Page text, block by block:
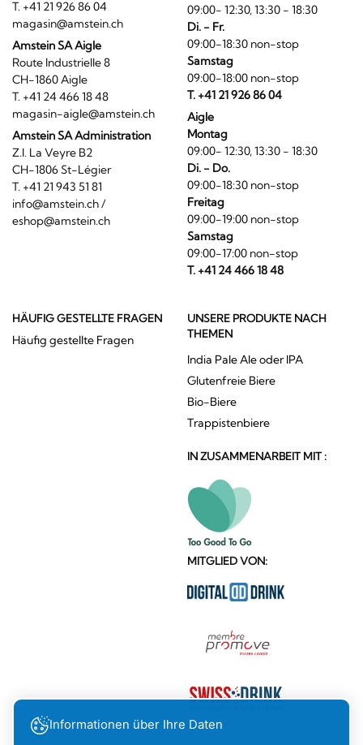
T. +41 21 926 86 04
magasin@amstein.ch
Amstein SA Aigle
Route Industrielle 8
CH-1860 Aigle
T. +41 24 466 18 48
magasin-aigle@amstein.ch
Amstein SA Administration
Z.I. La Veyre B2
CH-1806 St-Légier
T. +41 21 943 51 81
info@amstein.ch/
eshop@amstein.ch
09:00- 12:30, 13:30 - 18:30
Di. - Fr.
09:00-18:30 non-stop
Samstag
09:00-18:00 non-stop
T. +41 21 926 86 04
Aigle
Montag
09:00- 12:30, 13:30 - 18:30
Di. - Do.
09:00-18:30 non-stop
Freitag
09:00-19:00 non-stop
Samstag
09:00-17:00 non-stop
T. +41 24 466 18 48
HÄUFIG GESTELLTE FRAGEN
Häufig gestellte Fragen
UNSERE PRODUKTE NACH
THEMEN
India Pale Ale oder IPA
Glutenfreie Biere
Bio-Biere
Trappistenbiere
IN ZUSAMMENARBEIT MIT :
MITGLIED VON:
Informationen über Ihre Daten